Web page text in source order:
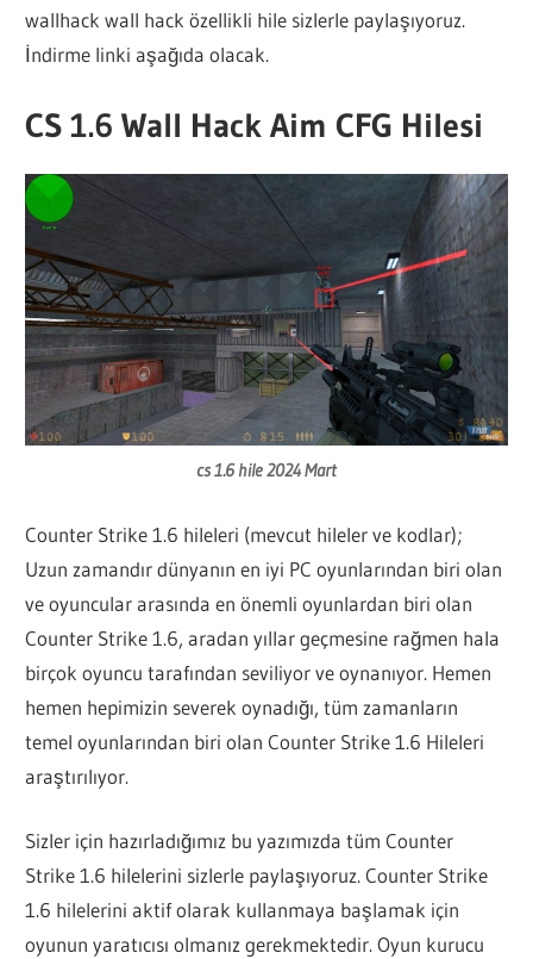
wallhack wall hack özellikli hile sizlerle paylaşıyoruz.
İndirme linki aşağıda olacak.
CS 1.6 Wall Hack Aim CFG Hilesi
cs 1.6 hile 2024 Mart
Counter Strike 1.6 hileleri (mevcut hileler ve kodlar);
Uzun zamandır dünyanın en iyi PC oyunlarından biri olan
ve oyuncular arasında en önemli oyunlardan biri olan
Counter Strike 1.6, aradan yıllar geçmesine rağmen hala
birçok oyuncu tarafından seviliyor ve oynanıyor. Hemen
hemen hepimizin severek oynadığı, tüm zamanların
temel oyunlarından biri olan Counter Strike 1.6 Hileleri
araştırılıyor.
Sizler için hazırladığımız bu yazımızda tüm Counter
Strike 1.6 hilelerini sizlerle paylaşıyoruz. Counter Strike
1.6 hilelerini aktif olarak kullanmaya başlamak için
oyunun yaratıcısı olmanız gerekmektedir. Oyun kurucu